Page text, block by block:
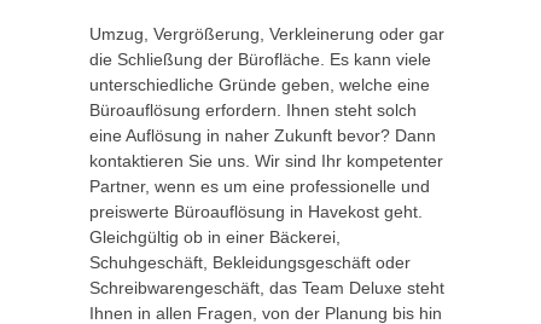
Umzug, Vergrößerung, Verkleinerung oder gar
die Schließung der Bürofläche. Es kann viele
unterschiedliche Gründe geben, welche eine
Büroauflösung erfordern. Ihnen steht solch
eine Auflösung in naher Zukunft bevor? Dann
kontaktieren Sie uns. Wir sind Ihr kompetenter
Partner, wenn es um eine professionelle und
preiswerte Büroauflösung in Havekost geht.
Gleichgültig ob in einer Bäckerei,
Schuhgeschäft, Bekleidungsgeschäft oder
Schreibwarengeschäft, das Team Deluxe steht
Ihnen in allen Fragen, von der Planung bis hin